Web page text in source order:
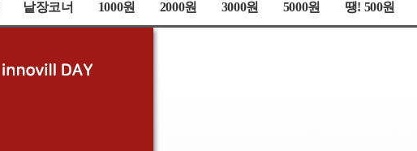
낱장코너 1000원 2000원 3000원 5000원 땡! 500원